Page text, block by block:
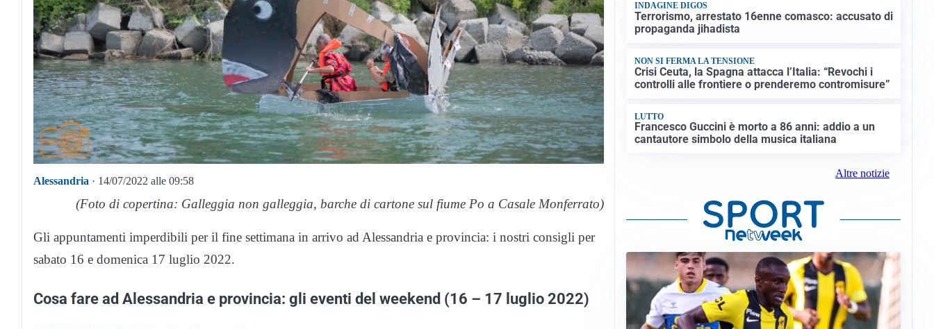
Alessandria · 14/07/2022 alle 09:58
(Foto di copertina: Galleggia non galleggia, barche di cartone sul fiume Po a Casale Monferrato)
Gli appuntamenti imperdibili per il fine settimana in arrivo ad Alessandria e provincia: i nostri consigli per
sabato 16 e domenica 17 luglio 2022.
Cosa fare ad Alessandria e provincia: gli eventi del weekend (16 – 17 luglio 2022)
INDAGINE DIGOS
Terrorismo, arrestato 16enne comasco: accusato di
propaganda jihadista
NON SI FERMA LA TENSIONE
Crisi Ceuta, la Spagna attacca l’Italia: “Revochi i
controlli alle frontiere o prenderemo contromisure”
LUTTO
Francesco Guccini è morto a 86 anni: addio a un
cantautore simbolo della musica italiana
Altre notizie